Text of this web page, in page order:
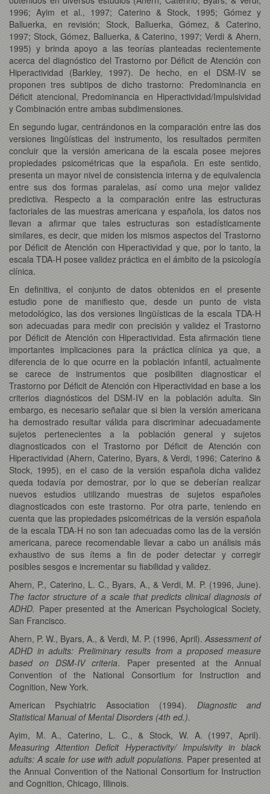
1996; Ayim et al., 1997; Caterino & Stock, 1995; Gómez y
Balluerka, en revisión; Stock, Balluerka, Gómez, & Caterino,
1997; Stock, Gómez, Balluerka, & Caterino, 1997; Verdi & Ahern,
1995) y brinda apoyo a las teorías planteadas recientemente
acerca del diagnóstico del Trastorno por Déficit de Atención con
Hiperactividad (Barkley, 1997). De hecho, en el DSM-IV se
proponen tres subtipos de dicho trastorno: Predominancia en
Déficit atencional, Predominancia en Hiperactividad/Impulsividad
y Combinación entre ambas subdimensiones.
En segundo lugar, centrándonos en la comparación entre las dos
versiones lingüísticas del instrumento, los resultados permiten
concluir que la versión americana de la escala posee mejores
propiedades psicométricas que la española. En este sentido,
presenta un mayor nivel de consistencia interna y de equivalencia
entre sus dos formas paralelas, así como una mejor validez
predictiva. Respecto a la comparación entre las estructuras
factoriales de las muestras americana y española, los datos nos
llevan a afirmar que tales estructuras son estadísticamente
similares, es decir, que miden los mismos aspectos del Trastorno
por Déficit de Atención con Hiperactividad y que, por lo tanto, la
escala TDA-H posee validez práctica en el ámbito de la psicología
clínica.
En definitiva, el conjunto de datos obtenidos en el presente
estudio pone de manifiesto que, desde un punto de vista
metodológico, las dos versiones lingüísticas de la escala TDA-H
son adecuadas para medir con precisión y validez el Trastorno
por Déficit de Atención con Hiperactividad. Esta afirmación tiene
importantes implicaciones para la práctica clínica ya que, a
diferencia de lo que ocurre en la población infantil, actualmente
se carece de instrumentos que posibiliten diagnosticar el
Trastorno por Déficit de Atención con Hiperactividad en base a los
criterios diagnósticos del DSM-IV en la población adulta. Sin
embargo, es necesario señalar que si bien la versión americana
ha demostrado resultar válida para discriminar adecuadamente
sujetos pertenecientes a la población general y sujetos
diagnosticados con el Trastorno por Déficit de Atención con
Hiperactividad (Ahern, Caterino, Byars, & Verdi, 1996; Caterino &
Stock, 1995), en el caso de la versión española dicha validez
queda todavía por demostrar, por lo que se deberían realizar
nuevos estudios utilizando muestras de sujetos españoles
diagnosticados con este trastorno. Por otra parte, teniendo en
cuenta que las propiedades psicométricas de la versión española
de la escala TDA-H no son tan adecuadas como las de la versión
americana, parece recomendable llevar a cabo un análisis más
exhaustivo de sus ítems a fin de poder detectar y corregir
posibles sesgos e incrementar su fiabilidad y validez.
Ahern, P., Caterino, L. C., Byars, A., & Verdi, M. P. (1996, June).
The factor structure of a scale that predicts clinical diagnosis of
ADHD. Paper presented at the American Psychological Society,
San Francisco.
Ahern, P. W., Byars, A., & Verdi, M. P. (1996, April). Assessment of
ADHD in adults: Preliminary results from a proposed measure
based on DSM-IV criteria. Paper presented at the Annual
Convention of the National Consortium for Instruction and
Cognition, New York.
American Psychiatric Association (1994). Diagnostic and
Statistical Manual of Mental Disorders (4th ed.).
Ayim, M. A., Caterino, L. C., & Stock, W. A. (1997, April).
Measuring Attention Deficit Hyperactivity/ Impulsivity in black
adults: A scale for use with adult populations. Paper presented at
the Annual Convention of the National Consortium for Instruction
and Cognition, Chicago, Illinois.